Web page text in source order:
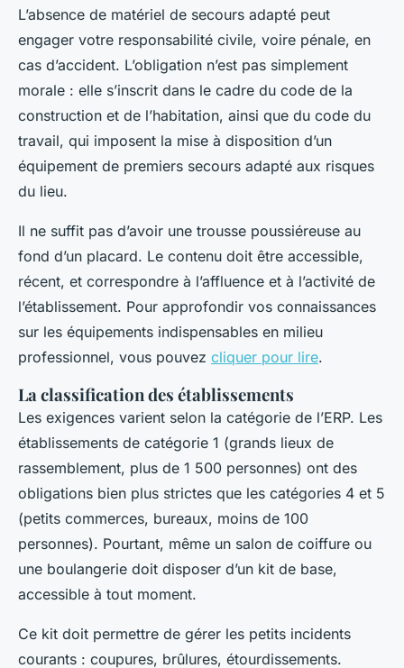
L’absence de matériel de secours adapté peut
engager votre responsabilité civile, voire pénale, en
cas d’accident. L’obligation n’est pas simplement
morale : elle s’inscrit dans le cadre du code de la
construction et de l’habitation, ainsi que du code du
travail, qui imposent la mise à disposition d’un
équipement de premiers secours adapté aux risques
du lieu.
Il ne suffit pas d’avoir une trousse poussiéreuse au
fond d’un placard. Le contenu doit être accessible,
récent, et correspondre à l’affluence et à l’activité de
l’établissement. Pour approfondir vos connaissances
sur les équipements indispensables en milieu
professionnel, vous pouvez cliquer pour lire.
La classification des établissements
Les exigences varient selon la catégorie de l’ERP. Les
établissements de catégorie 1 (grands lieux de
rassemblement, plus de 1 500 personnes) ont des
obligations bien plus strictes que les catégories 4 et 5
(petits commerces, bureaux, moins de 100
personnes). Pourtant, même un salon de coiffure ou
une boulangerie doit disposer d’un kit de base,
accessible à tout moment.
Ce kit doit permettre de gérer les petits incidents
courants : coupures, brûlures, étourdissements.